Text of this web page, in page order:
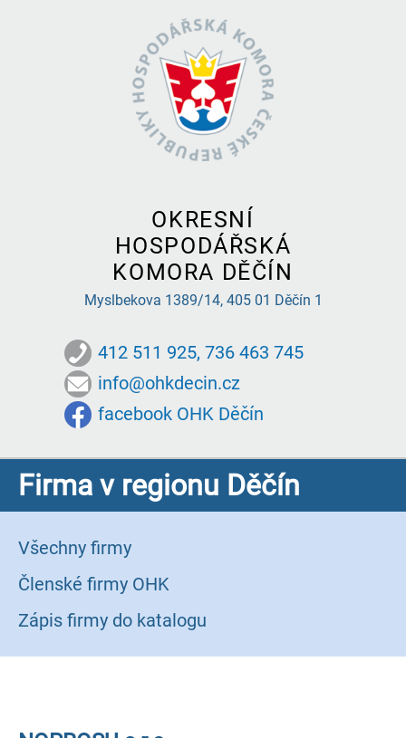
OKRESNÍ
HOSPODÁŘSKÁ
KOMORA DĚČÍN
Myslbekova 1389/14, 405 01 Děčín 1
412 511 925, 736 463 745
info@ohkdecin.cz
facebook OHK Děčín
Firma v regionu Děčín
Všechny firmy
Členské firmy OHK
Zápis firmy do katalogu